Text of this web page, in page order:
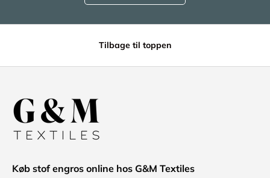
Tilbage til toppen
Køb stof engros online hos G&M Textiles